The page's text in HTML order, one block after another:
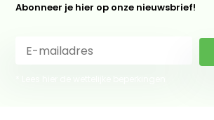
Abonneer je hier op onze nieuwsbrief!